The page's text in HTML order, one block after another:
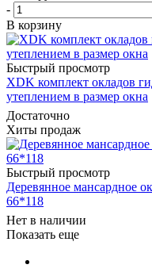
-
В корзину
Быстрый просмотр
XDK комплект окладов
утеплением в размер окна
Достаточно
Хиты продаж
Быстрый просмотр
Деревянное мансардное
66*118
Нет в наличии
Показать еще